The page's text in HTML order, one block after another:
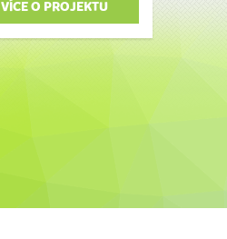
VÍCE O PROJEKTU